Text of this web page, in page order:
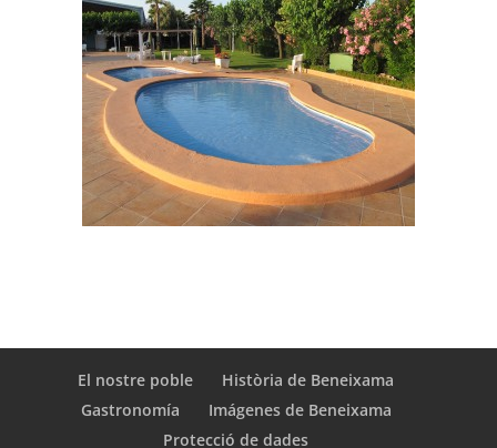
El nostre poble
Història de Beneixama
Gastronomía
Imágenes de Beneixama
Protecció de dades